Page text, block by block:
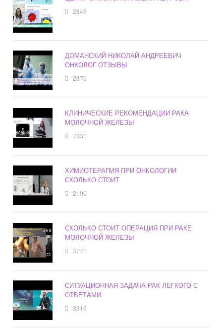
2846
ДОМАНСКИЙ НИКОЛАЙ АНДРЕЕВИЧ
ОНКОЛОГ ОТЗЫВЫ
2370
КЛИНИЧЕСКИЕ РЕКОМЕНДАЦИИ РАКА
МОЛОЧНОЙ ЖЕЛЕЗЫ
7331
ХИМИОТЕРАПИЯ ПРИ ОНКОЛОГИИ
СКОЛЬКО СТОИТ
2190
СКОЛЬКО СТОИТ ОПЕРАЦИЯ ПРИ РАКЕ
МОЛОЧНОЙ ЖЕЛЕЗЫ
3771
СИТУАЦИОННАЯ ЗАДАЧА РАК ЛЕГКОГО С
ОТВЕТАМИ
3316